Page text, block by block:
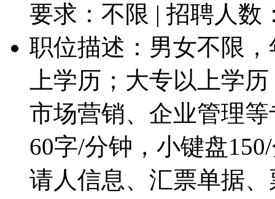
要求：不限 | 招聘人数
职位描述：男女不限
上学历；大专以上学
市场营销、企业管理
60字/分钟，小键盘
请人信息、汇票单据